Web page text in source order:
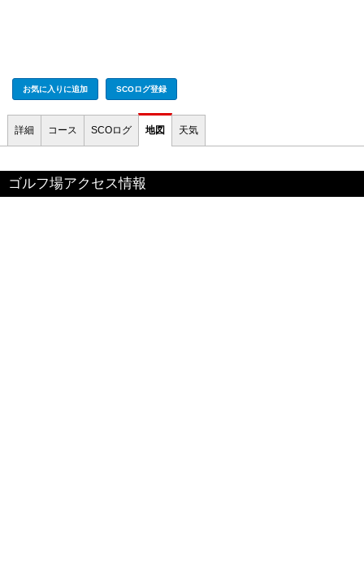
お気に入りに追加 SCOログ登録
詳細 コース SCOログ 地図 天気
ゴルフ場アクセス情報